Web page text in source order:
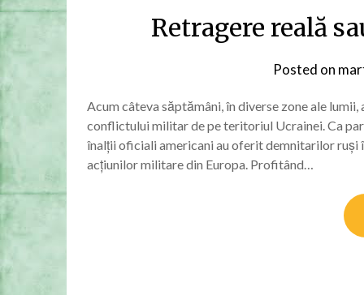
Retragere reală
Posted on
Acum câteva săptămâni, în diverse zone ale
conflictului militar de pe teritoriul Ucrainei. Ca
înalții oficiali americani au oferit demnitarilor ruși
acțiunilor militare din Europa. Profitând…